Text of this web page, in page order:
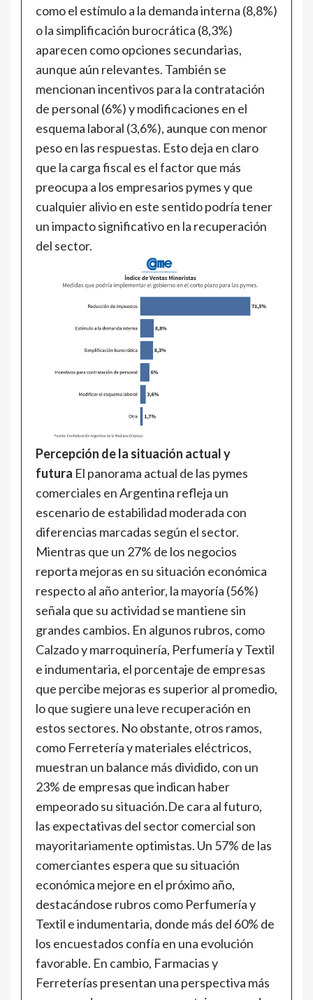
como el estímulo a la demanda interna (8,8%)
o la simplificación burocrática (8,3%)
aparecen como opciones secundarias,
aunque aún relevantes. También se
mencionan incentivos para la contratación
de personal (6%) y modificaciones en el
esquema laboral (3,6%), aunque con menor
peso en las respuestas. Esto deja en claro
que la carga fiscal es el factor que más
preocupa a los empresarios pymes y que
cualquier alivio en este sentido podría tener
un impacto significativo en la recuperación
del sector.
Percepción de la situación actual y
futura El panorama actual de las pymes
comerciales en Argentina refleja un
escenario de estabilidad moderada con
diferencias marcadas según el sector.
Mientras que un 27% de los negocios
reporta mejoras en su situación económica
respecto al año anterior, la mayoría (56%)
señala que su actividad se mantiene sin
grandes cambios. En algunos rubros, como
Calzado y marroquinería, Perfumería y Textil
e indumentaria, el porcentaje de empresas
que percibe mejoras es superior al promedio,
lo que sugiere una leve recuperación en
estos sectores. No obstante, otros ramos,
como Ferretería y materiales eléctricos,
muestran un balance más dividido, con un
23% de empresas que indican haber
empeorado su situación.De cara al futuro,
las expectativas del sector comercial son
mayoritariamente optimistas. Un 57% de las
comerciantes espera que su situación
económica mejore en el próximo año,
destacándose rubros como Perfumería y
Textil e indumentaria, donde más del 60% de
los encuestados confía en una evolución
favorable. En cambio, Farmacias y
Ferreterías presentan una perspectiva más